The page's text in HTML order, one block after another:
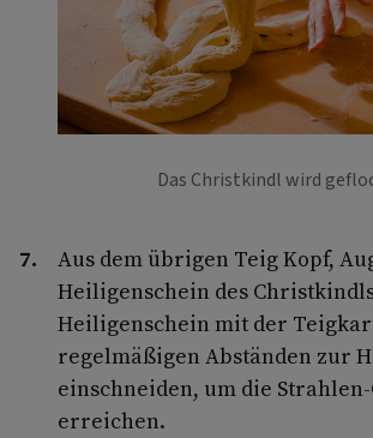
Das Christkindl wird
Aus dem übrigen Teig Kopf,
Heiligenschein des
Heiligenschein mit der
regelmäßigen Abständen zur
einschneiden, um die
erreichen.